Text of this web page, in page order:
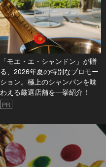
「モエ・エ・シャンドン」が贈
る、2026年夏の特別なプロモー
ション。極上のシャンパンを味
わえる厳選店舗を一挙紹介！
PR